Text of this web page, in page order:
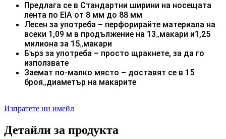
Предлага се в Стандартни ширини на носещата
лента по EIA от 8 мм до 88 мм
Лесен за употреба – перфорирайте материала на
всеки 1,09 м в продължение на 13„макари и1,25
милиона за 15„макари
Бърз за употреба – просто щракнете, за да го
използвате
Заемат по-малко място – доставят се в 15
броя„диаметър на макарите
Изпратете ни имейл
Детайли за продукта